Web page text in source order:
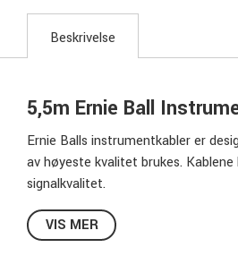
Beskrivelse
5,5m Ernie Ball
Ernie Balls instrumentkabler er
av høyeste kvalitet brukes.
signalkvalitet.
Deres Braided-serie har en deilig
Leter du etter kabler som fungerer
VIS MER